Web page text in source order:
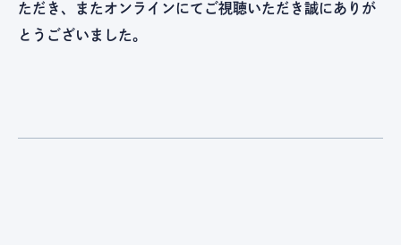
ただき、またオンラインにてご視聴いただき誠にありが
とうございました。